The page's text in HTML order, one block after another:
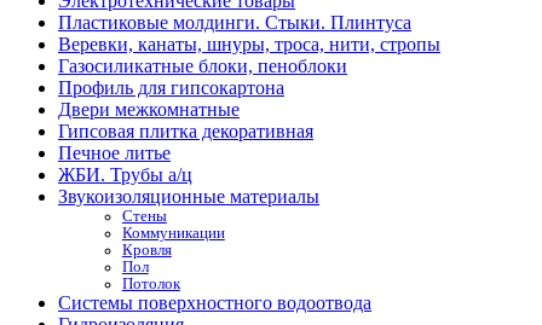
Пластиковые молдинги. Стыки. Плинтуса
Веревки, канаты, шнуры, троса, нити, стропы
Газосиликатные блоки, пеноблоки
Профиль для гипсокартона
Двери межкомнатные
Гипсовая плитка декоративная
Печное литье
ЖБИ. Трубы а/ц
Звукоизоляционные материалы
Стены
Коммуникации
Кровля
Пол
Потолок
Системы поверхностного водоотвода